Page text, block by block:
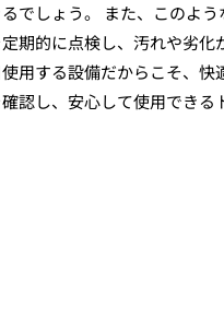
でしょう。 また、このよ
期的に点検し、汚れや劣
用する設備だからこそ、
認し、安心して使用できる